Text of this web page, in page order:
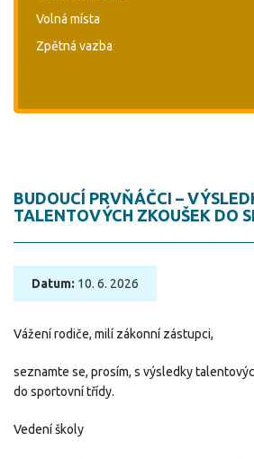
Volná místa
Zpětná vazba
BUDOUCÍ PRVŇÁČCI –
TALENTOVÝCH ZKOUŠEK DO
Datum: 10. 6. 2026
Vážení rodiče, milí zákonní zástupci,
seznamte se, prosím, s výsledky
do sportovní třídy.
Vedení školy